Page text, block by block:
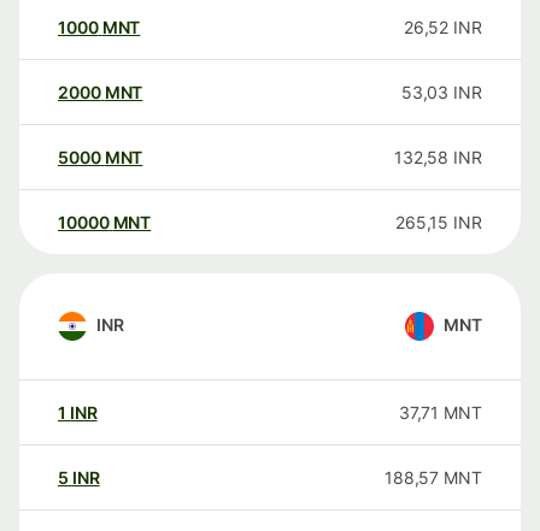
1000 MNT 26,52 INR
2000 MNT 53,03 INR
5000 MNT 132,58 INR
10000 MNT 265,15 INR
INR MNT
1 INR 37,71 MNT
5 INR 188,57 MNT